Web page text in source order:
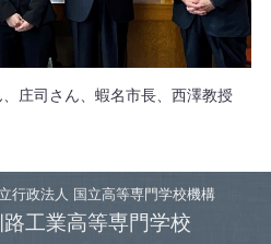
庄司さん、蝦名市長、西澤教授
行政法人 国立高等専門学校機構
路工業高等専門学校